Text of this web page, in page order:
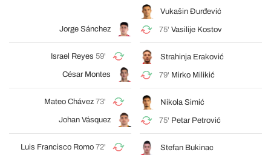
Jorge Sánchez
Vukašin Đurđević
75' Vasilije Kostov
Israel Reyes 59'
César Montes
Strahinja Eraković
79' Mirko Milikić
Mateo Chávez 73'
Johan Vásquez
Nikola Simić
75' Petar Petrović
Luis Francisco Romo 72' Stefan Bukinac